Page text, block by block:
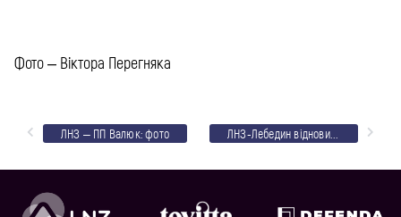
Фото – Віктора Перегняка
ЛНЗ – ПП Валюк: фото ЛНЗ-Лебедин відновив тренувальний процес на вулиці